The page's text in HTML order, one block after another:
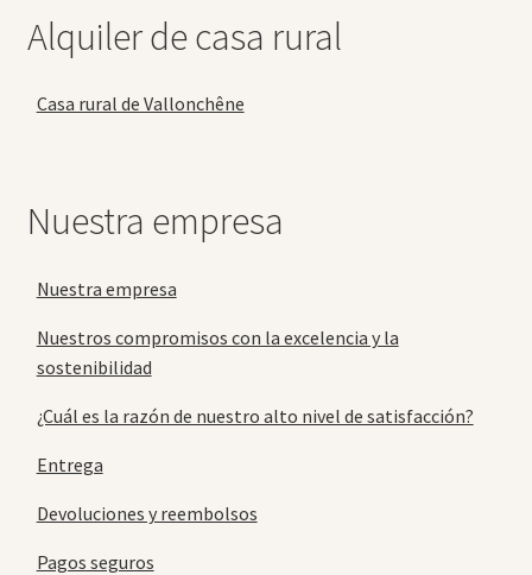
Alquiler de casa rural
Casa rural de Vallonchêne
Nuestra empresa
Nuestra empresa
Nuestros compromisos con la excelencia y la
sostenibilidad
¿Cuál es la razón de nuestro alto nivel de satisfacción?
Entrega
Devoluciones y reembolsos
Pagos seguros